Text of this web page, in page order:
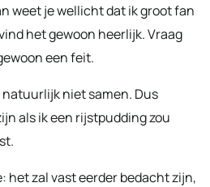
weet je wellicht dat ik groot fan
het gewoon heerlijk. Vraag
een feit.
niet samen. Dus
als ik een rijstpudding zou
het zal vast eerder bedacht zijn,